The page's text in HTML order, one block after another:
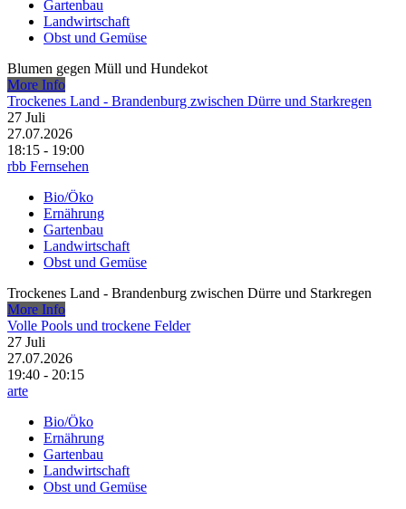
Gartenbau
Landwirtschaft
Obst und Gemüse
Blumen gegen Müll und Hundekot
More Info
Trockenes Land - Brandenburg zwischen Dürre und Starkregen
27 Juli
27.07.2026
18:15 - 19:00
rbb Fernsehen
Bio/Öko
Ernährung
Gartenbau
Landwirtschaft
Obst und Gemüse
Trockenes Land - Brandenburg zwischen Dürre und Starkregen
More Info
Volle Pools und trockene Felder
27 Juli
27.07.2026
19:40 - 20:15
arte
Bio/Öko
Ernährung
Gartenbau
Landwirtschaft
Obst und Gemüse